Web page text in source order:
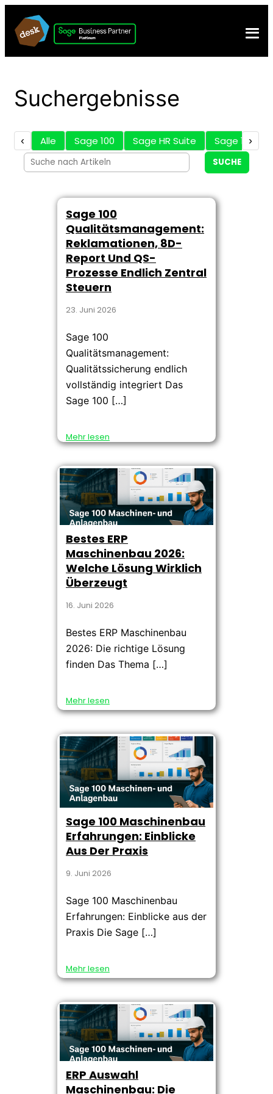
Suchergebnisse
‹ Alle Sage 100 Sage HR Suite Sage 100
›
SUCHE
Sage 100
Qualitätsmanagement:
Reklamationen, 8D-
Report Und QS-
Prozesse Endlich Zentral
Steuern
23. Juni 2026
Sage 100
Qualitätsmanagement:
Qualitätssicherung endlich
vollständig integriert Das
Sage 100 […]
Mehr lesen
Bestes ERP
Maschinenbau 2026:
Welche Lösung Wirklich
Überzeugt
16. Juni 2026
Bestes ERP Maschinenbau
2026: Die richtige Lösung
finden Das Thema […]
Mehr lesen
Sage 100 Maschinenbau
Erfahrungen: Einblicke
Aus Der Praxis
9. Juni 2026
Sage 100 Maschinenbau
Erfahrungen: Einblicke aus der
Praxis Die Sage […]
Mehr lesen
ERP Auswahl
Maschinenbau: Die